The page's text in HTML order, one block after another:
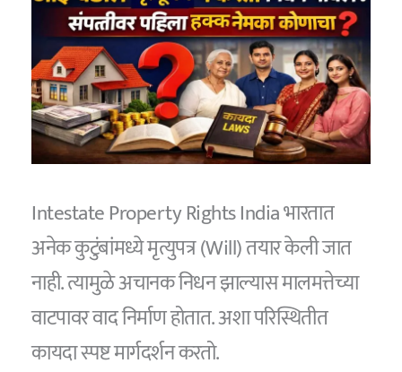
Intestate Property Rights India भारतात
अनेक कुटुंबांमध्ये मृत्युपत्र (Will) तयार केली जात
नाही. त्यामुळे अचानक निधन झाल्यास मालमत्तेच्या
वाटपावर वाद निर्माण होतात. अशा परिस्थितीत
कायदा स्पष्ट मार्गदर्शन करतो.